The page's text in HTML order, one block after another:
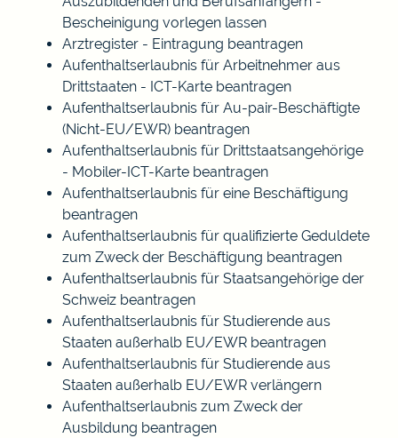
Bescheinigung vorlegen lassen
Arztregister - Eintragung beantragen
Aufenthaltserlaubnis für Arbeitnehmer aus
Drittstaaten - ICT-Karte beantragen
Aufenthaltserlaubnis für Au-pair-Beschäftigte
(Nicht-EU/EWR) beantragen
Aufenthaltserlaubnis für Drittstaatsangehörige
- Mobiler-ICT-Karte beantragen
Aufenthaltserlaubnis für eine Beschäftigung
beantragen
Aufenthaltserlaubnis für qualifizierte Geduldete
zum Zweck der Beschäftigung beantragen
Aufenthaltserlaubnis für Staatsangehörige der
Schweiz beantragen
Aufenthaltserlaubnis für Studierende aus
Staaten außerhalb EU/EWR beantragen
Aufenthaltserlaubnis für Studierende aus
Staaten außerhalb EU/EWR verlängern
Aufenthaltserlaubnis zum Zweck der
Ausbildung beantragen